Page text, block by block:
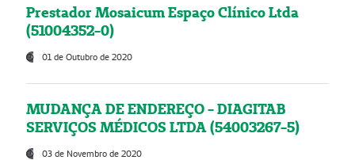
Prestador Mosaicum Espaço Clínico Ltda
(51004352-0)
01 de Outubro de 2020
MUDANÇA DE ENDEREÇO - DIAGITAB
SERVIÇOS MÉDICOS LTDA (54003267-5)
03 de Novembro de 2020